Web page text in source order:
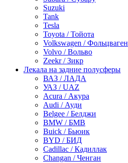
Suzuki
Tank
Tesla
Toyota / Тойота
Volkswagen / Фольцваген
Volvo / Вольво
Zeekr / Зикр
Лекала на задние полусферы
ВАЗ / ЛАДА
УАЗ / UAZ
Acura / Акура
Audi / Ауди
Belgee / Белджи
BMW / БМВ
Buick / Бьюик
BYD / БИД
Cadillac / Кадиллак
Changan / Ченган